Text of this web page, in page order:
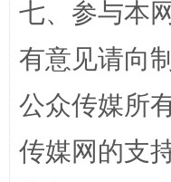
网上购药对药
七、参与本
有意见请向
公众传媒所
传媒网的支